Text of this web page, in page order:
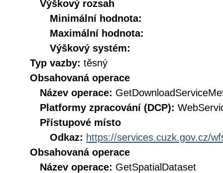
Výškový rozsah
Minimální hodnota:
Maximální hodnota:
Výškový systém:
Typ vazby: těsný
Obsahovaná operace
Název operace:
Platformy zpracování (DCP):
Přístupové místo
Odkaz: https://services.cuzk.gov.cz/
Obsahovaná operace
Název operace: GetSpatialDataset